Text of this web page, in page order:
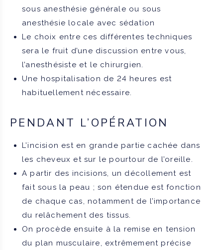
sous anesthésie générale ou sous
anesthésie locale avec sédation
Le choix entre ces différentes techniques
sera le fruit d’une discussion entre vous,
l’anesthésiste et le chirurgien.
Une hospitalisation de 24 heures est
habituellement nécessaire.
PENDANT L’OPÉRATION
L’incision est en grande partie cachée dans
les cheveux et sur le pourtour de l’oreille.
A partir des incisions, un décollement est
fait sous la peau ; son étendue est fonction
de chaque cas, notamment de l’importance
du relâchement des tissus.
On procède ensuite à la remise en tension
du plan musculaire, extrêmement précise